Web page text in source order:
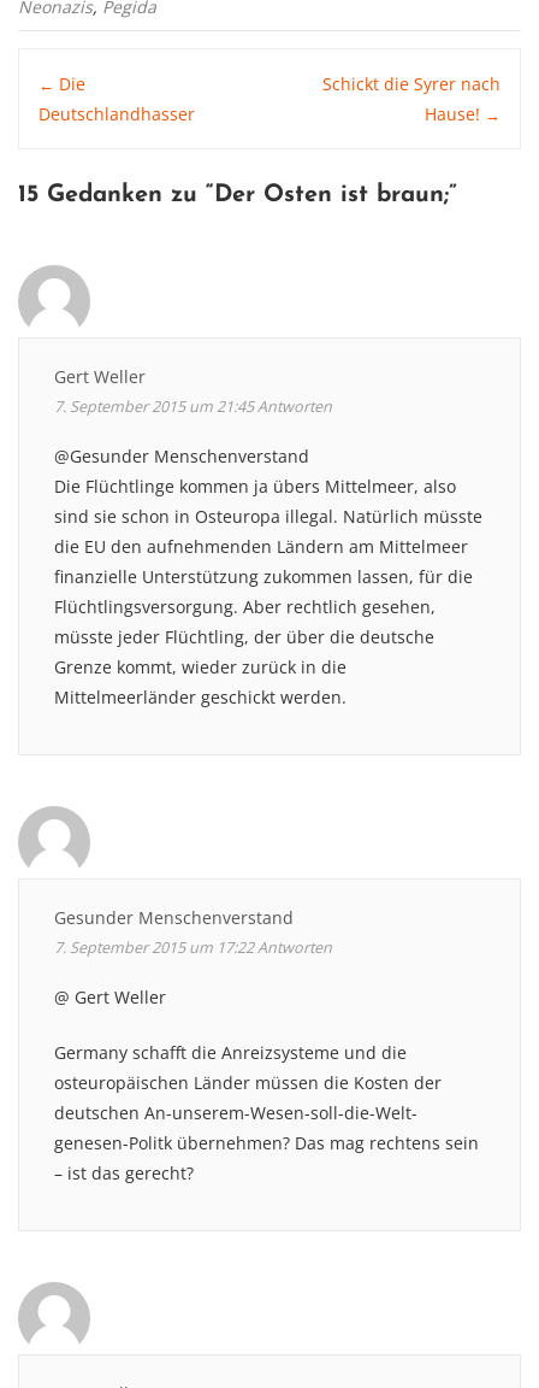
Neonazis, Pegida
Post
← Die
Deutschlandhasser
Schickt die Syrer nach
Hause! →
15 Gedanken zu “ Der Osten ist braun;”
Gert Weller
7. September 2015 um 21:45Antworten
@Gesunder Menschenverstand
Die Flüchtlinge kommen ja übers Mittelmeer, also
sind sie schon in Osteuropa illegal. Natürlich müsste
die EU den aufnehmenden Ländern am Mittelmeer
finanzielle Unterstützung zukommen lassen, für die
Flüchtlingsversorgung. Aber rechtlich gesehen,
müsste jeder Flüchtling, der über die deutsche
Grenze kommt, wieder zurück in die
Mittelmeerländer geschickt werden.
Gesunder Menschenverstand
7. September 2015 um 17:22Antworten
@ Gert Weller
Germany schafft die Anreizsysteme und die
osteuropäischen Länder müssen die Kosten der
deutschen An-unserem-Wesen-soll-die-Welt-
genesen-Politk übernehmen? Das mag rechtens sein
– ist das gerecht?